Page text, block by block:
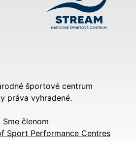
športové centrum
práva vyhradené.
Sme členom
Sport Performance Centres